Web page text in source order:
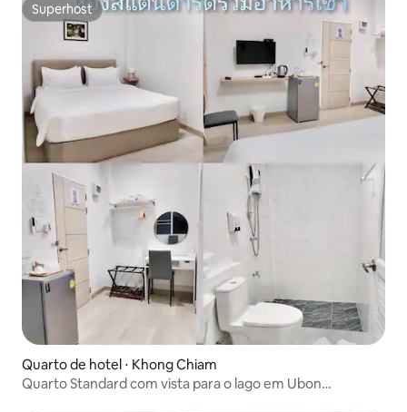
Superhost
Superhost
Quarto de hotel ⋅ Khong Chiam
Quarto Standard com vista para o lago em Ubon